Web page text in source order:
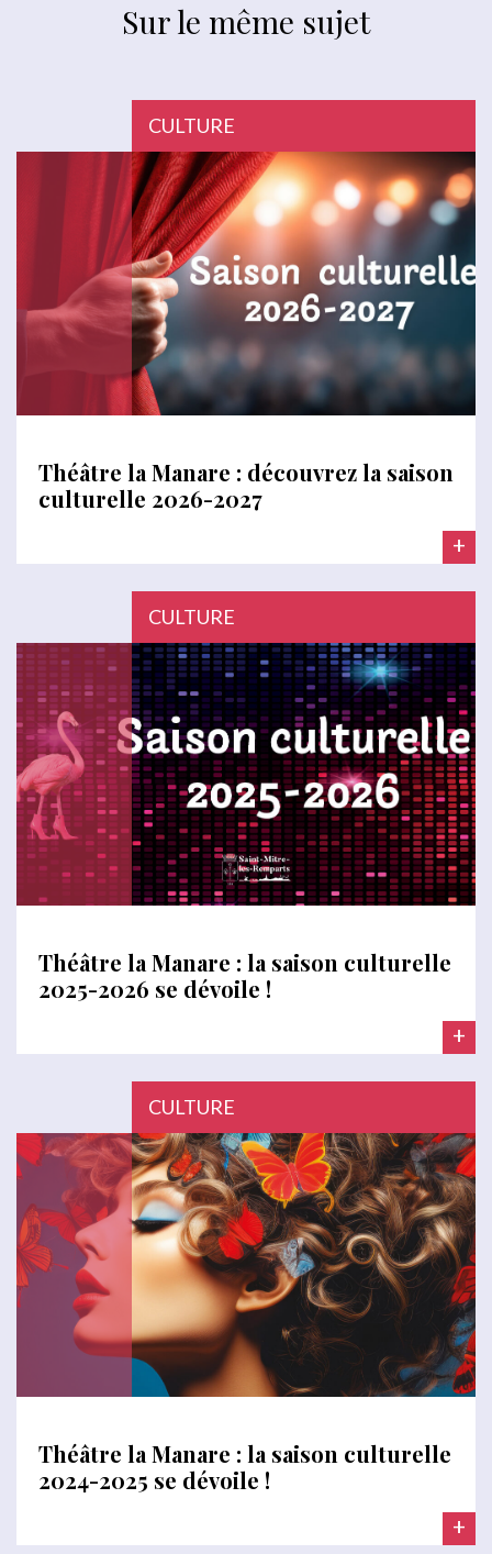
Sur le même sujet
CULTURE
Théâtre la Manare : découvrez la saison
culturelle 2026-2027
+
CULTURE
Théâtre la Manare : la saison culturelle
2025-2026 se dévoile !
+
CULTURE
Théâtre la Manare : la saison culturelle
2024-2025 se dévoile !
+